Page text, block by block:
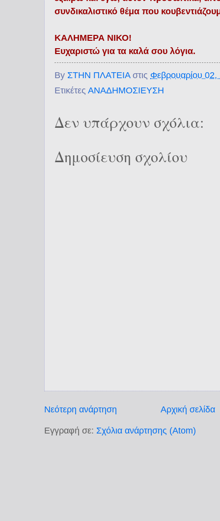
συνδικαλιστικό θέμα που
ΚΑΛΗΜΕΡΑ ΝΙΚΟ!
Ευχαριστώ για τα καλά σου λόγια.
By ΣΤΗΝ ΠΛΑΤΕΙΑ στις Φεβρουαρίου 02,
Ετικέτες ΑΝΑΔΗΜΟΣΙΕΥΣΗ
Δεν υπάρχουν σχόλια:
Δημοσίευση σχολίου
Νεότερη ανάρτηση Αρχική σελίδα
Εγγραφή σε: Σχόλια ανάρτησης (Atom)